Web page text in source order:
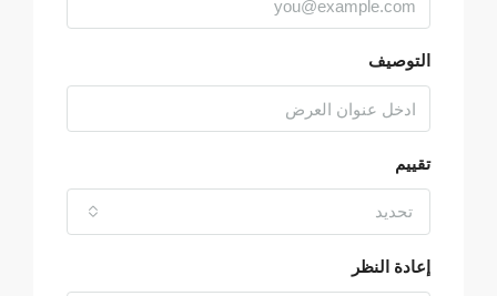
التوصيف
تقييم
تحديد
إعادة النظر